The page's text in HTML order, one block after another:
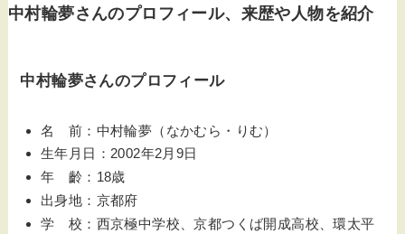
中村輪夢さんのプロフィール、来歴や人物を紹介
中村輪夢さんのプロフィール
名 前：中村輪夢（なかむら・りむ）
生年月日：2002年2月9日
年 齡：18歳
出身地：京都府
学 校：西京極中学校、京都つくば開成高校、環太平